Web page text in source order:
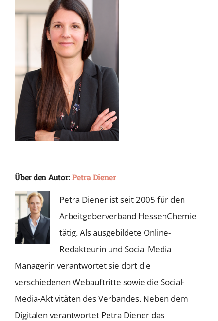
SUCHE
Über den Autor:Petra Diener
Petra Diener ist seit 2005 für den
Arbeitgeberverband HessenChemie
tätig. Als ausgebildete Online-
Redakteurin und Social Media
Managerin verantwortet sie dort die
verschiedenen Webauftritte sowie die Social-
Media-Aktivitäten des Verbandes. Neben dem
Digitalen verantwortet Petra Diener das